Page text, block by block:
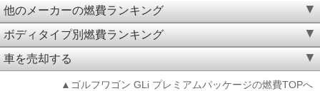
他のメーカーの燃費ランキング
ボディタイプ別燃費ランキング
車を売却する
▲ゴルフワゴン GLi プレミアムパッケージの燃費TOPへ